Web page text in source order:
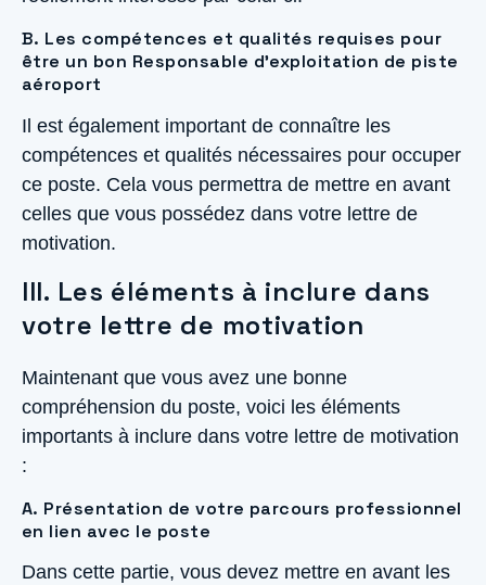
B. Les compétences et qualités requises pour
être un bon Responsable d’exploitation de piste
aéroport
Il est également important de connaître les
compétences et qualités nécessaires pour occuper
ce poste. Cela vous permettra de mettre en avant
celles que vous possédez dans votre lettre de
motivation.
III. Les éléments à inclure dans
votre lettre de motivation
Maintenant que vous avez une bonne
compréhension du poste, voici les éléments
importants à inclure dans votre lettre de motivation
:
A. Présentation de votre parcours professionnel
en lien avec le poste
Dans cette partie, vous devez mettre en avant les